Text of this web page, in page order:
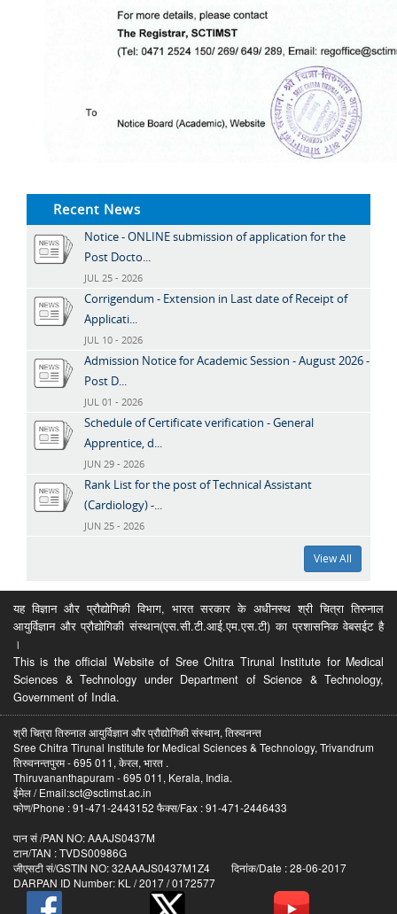
Recent News
Notice - ONLINE submission of application for the
Post Docto...
JUL 25 - 2026
Corrigendum - Extension in Last date of Receipt of
Applicati...
JUL 10 - 2026
Admission Notice for Academic Session - August 2026 -
Post D...
JUL 01 - 2026
Schedule of Certificate verification - General
Apprentice, d...
JUN 29 - 2026
Rank List for the post of Technical Assistant
(Cardiology) -...
JUN 25 - 2026
View All
यह विज्ञान और प्रौद्योगिकी विभाग, भारत सरकार के अधीनस्थ श्री चित्रा तिरुनाल
आयुर्विज्ञान और प्रौद्योगिकी संस्थान(एस.सी.टी.आई.एम.एस.टी) का प्रशासनिक वेबसईट है
।
This is the official Website of Sree Chitra Tirunal Institute for Medical
Sciences & Technology under Department of Science & Technology,
Government of India.
श्री चित्रा तिरुनाल आयुर्विज्ञान और प्रौद्योगिकी संस्थान, तिरुवनन्त
Sree Chitra Tirunal Institute for Medical Sciences & Technology, Trivandrum
तिरुवनन्तपुरम - 695 011, केरल, भारत .
Thiruvananthapuram - 695 011, Kerala, India.
ईमेल / Email:sct@sctimst.ac.in
फोण/Phone : 91-471-2443152 फैक्स/Fax : 91-471-2446433
पान सं /PAN NO: AAAJS0437M
टान/TAN : TVDS00986G
जीएसटी सं/GSTIN NO: 32AAAJS0437M1Z4 दिनांक/Date : 28-06-2017
DARPAN ID Number: KL / 2017 / 0172577